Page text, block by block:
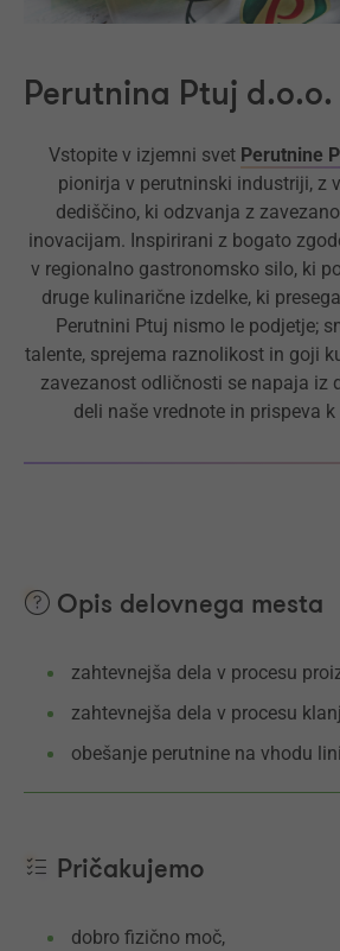
Perutnina Ptuj d.o.o.
Vstopite v izjemni svet Perutnine
pionirja v perutninski industriji, z
dediščino, ki odzvanja z
inovacijam. Inspirirani z bogato
v regionalno gastronomsko silo, ki
druge kulinarične izdelke, ki
Perutnini Ptuj nismo le podjetje;
talente, sprejema raznolikost in goji
zavezanost odličnosti se napaja iz
deli naše vrednote in prispeva
Opis delovnega mesta
zahtevnejša dela v procesu
zahtevnejša dela v procesu
obešanje perutnine na vhodu
Pričakujemo
dobro fizično moč,